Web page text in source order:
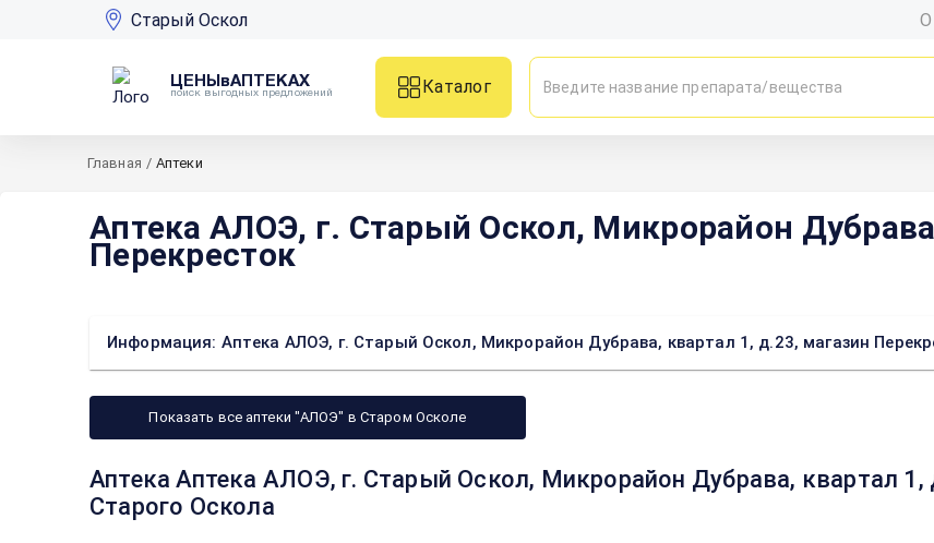
Старый Оскол О
ЦЕНЫвАПТЕКАХ
поиск выгодных предложений
Каталог
Главная / Аптеки
Аптека АЛОЭ, г. Старый Оскол, Микрорайон
Перекресток
Информация: Аптека АЛОЭ, г. Старый Оскол, Микрорайон Дубрава, квартал 1, д.23, магазин
Показать все аптеки "АЛОЭ" в Старом Осколе
Аптека Аптека АЛОЭ, г. Старый Оскол, Микрорайон Дубрава, квартал 1,
Старого Оскола